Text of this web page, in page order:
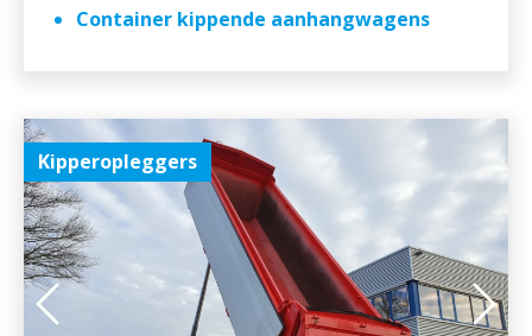
Container kippende aanhangwagens
Kipperopleggers